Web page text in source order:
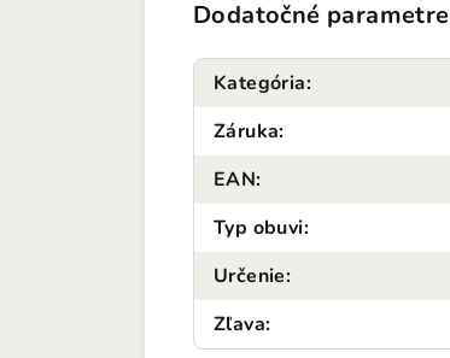
Dodatočné parametre
Kategória:
Záruka:
EAN:
Typ obuvi:
Určenie:
Zľava: